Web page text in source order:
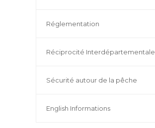
Réglementation
Réciprocité Interdépartementale
Sécurité autour de la pêche
English Informations